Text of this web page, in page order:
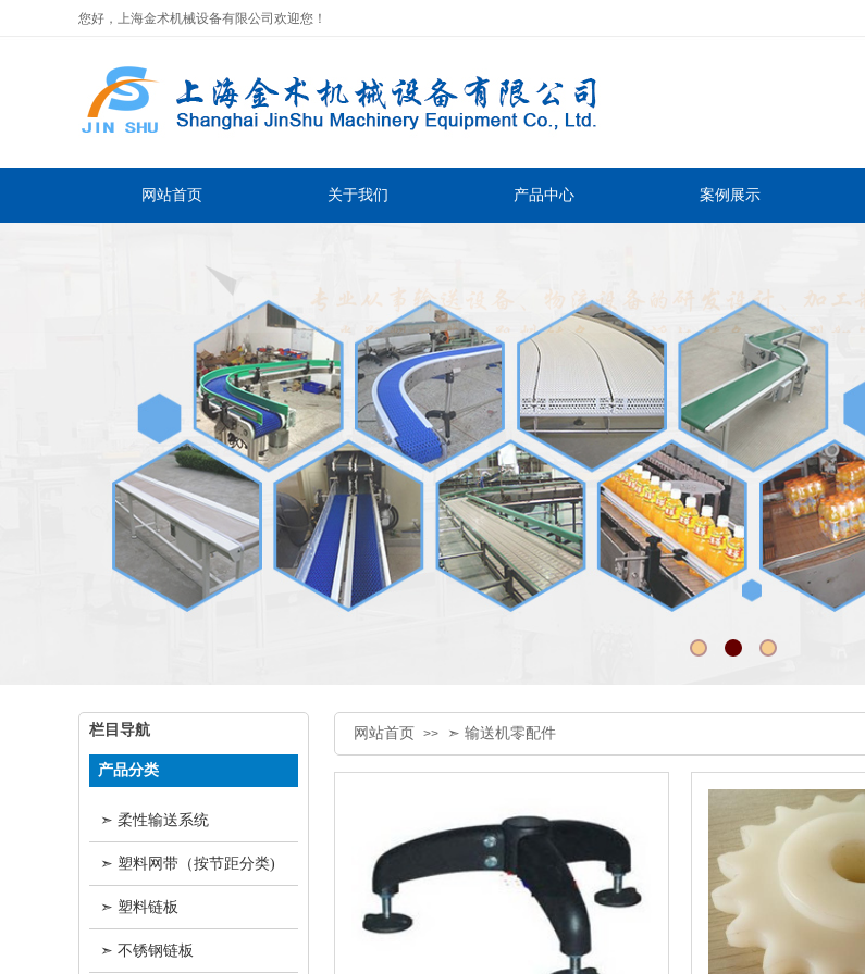
您好，上海金术机械设备有限公司欢迎您！
网站首页 关于我们 产品中心 案例展示
栏目导航
➣ 柔性输送系统
➣ 塑料网带（按节距分类)
➣ 塑料链板
➣ 不锈钢链板
产品分类
网站首页 >> ➣ 输送机零配件